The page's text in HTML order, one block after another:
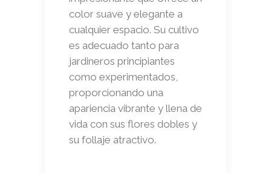
color suave y elegante a
cualquier espacio. Su cultivo
es adecuado tanto para
jardineros principiantes
como experimentados,
proporcionando una
apariencia vibrante y llena de
vida con sus flores dobles y
su follaje atractivo.